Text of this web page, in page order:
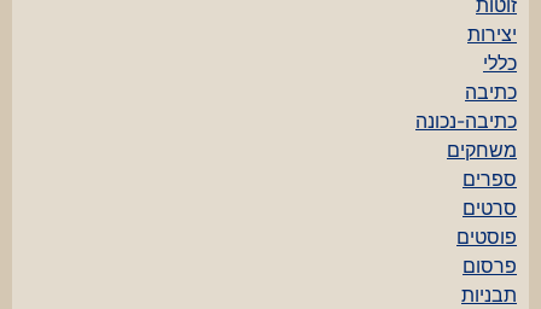
יצירות
כללי
כתיבה
כתיבה-נכונה
משחקים
ספרים
סרטים
פוסטים
פרסום
תבניות